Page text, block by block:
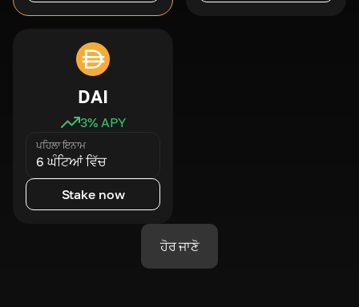
DAI
3% APY
ਪਹਿਲਾ ਇਨਾਮ
6 ਘੰਟਿਆਂ ਵਿੱਚ
Stake now
ਹੋਰ ਜਾਣੋ